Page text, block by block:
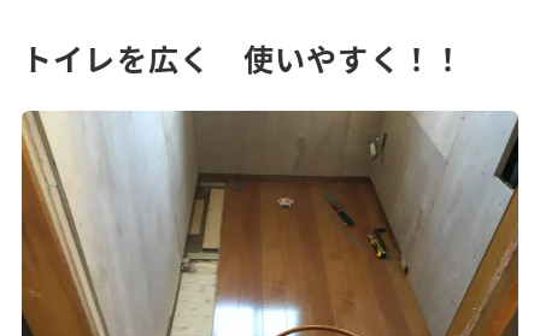
トイレを広く 使いやすく！！